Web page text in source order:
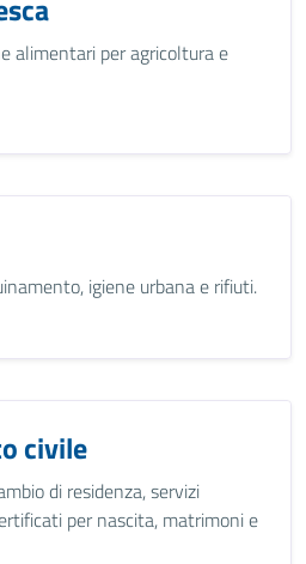
alimentari per agricoltura e
igiene urbana e rifiuti.
civile
di residenza, servizi
per nascita, matrimoni e